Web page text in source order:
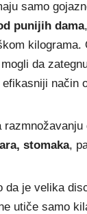
samo
punijih dama
da
način
stomaka,
da je velika
utiče samo